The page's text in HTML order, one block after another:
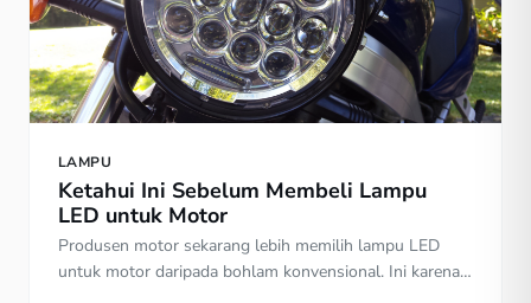
LAMPU
Ketahui Ini Sebelum Membeli Lampu
LED untuk Motor
Produsen motor sekarang lebih memilih lampu LED
untuk motor daripada bohlam konvensional. Ini karena